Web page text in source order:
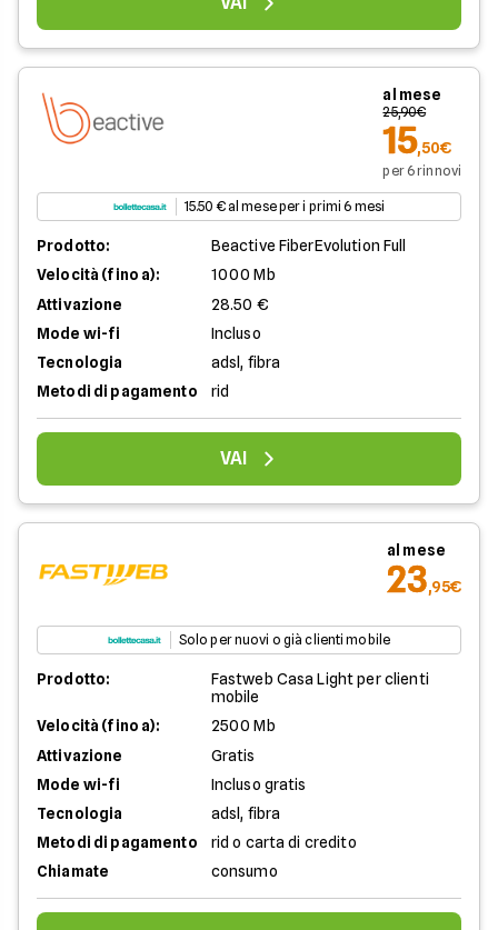
al mese
25,90€
15,50€
per 6 rinnovi
15.50 € al mese per i primi 6 mesi
Prodotto:
Beactive FiberEvolution Full
Velocità (fino a):
1000 Mb
Attivazione
28.50 €
Mode wi-fi
Incluso
Tecnologia
adsl, fibra
Metodi di pagamento
rid
VAI
al mese
23,95€
Solo per nuovi o già clienti mobile
Prodotto:
Fastweb Casa Light per clienti
mobile
Velocità (fino a):
2500 Mb
Attivazione
Gratis
Mode wi-fi
Incluso gratis
Tecnologia
adsl, fibra
Metodi di pagamento
rid o carta di credito
Chiamate
consumo